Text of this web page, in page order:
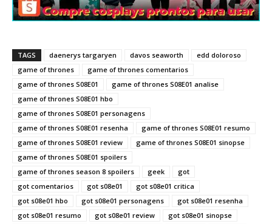
TAGS daenerys targaryen davos seaworth
edd doloroso
game of thrones
game of thrones comentarios
game of thrones S08E01
game of thrones S08E01 analise
game of thrones S08E01 hbo
game of thrones S08E01 personagens
game of thrones S08E01 resenha
game of thrones S08E01 resumo
game of thrones S08E01 review
game of thrones S08E01 sinopse
game of thrones S08E01 spoilers
game of thrones season 8 spoilers
geek
got
got comentarios
got s08e01
got s08e01 critica
got s08e01 hbo
got s08e01 personagens
got s08e01 resenha
got s08e01 resumo
got s08e01 review
got s08e01 sinopse